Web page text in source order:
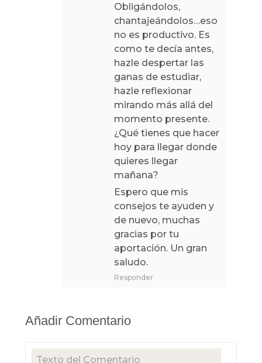
Obligándolos,
chantajeándolos…eso
no es productivo. Es
como te decía antes,
hazle despertar las
ganas de estudiar,
hazle reflexionar
mirando más allá del
momento presente.
¿Qué tienes que hacer
hoy para llegar donde
quieres llegar
mañana?
Espero que mis
consejos te ayuden y
de nuevo, muchas
gracias por tu
aportación. Un gran
saludo.
Responder
Añadir Comentario